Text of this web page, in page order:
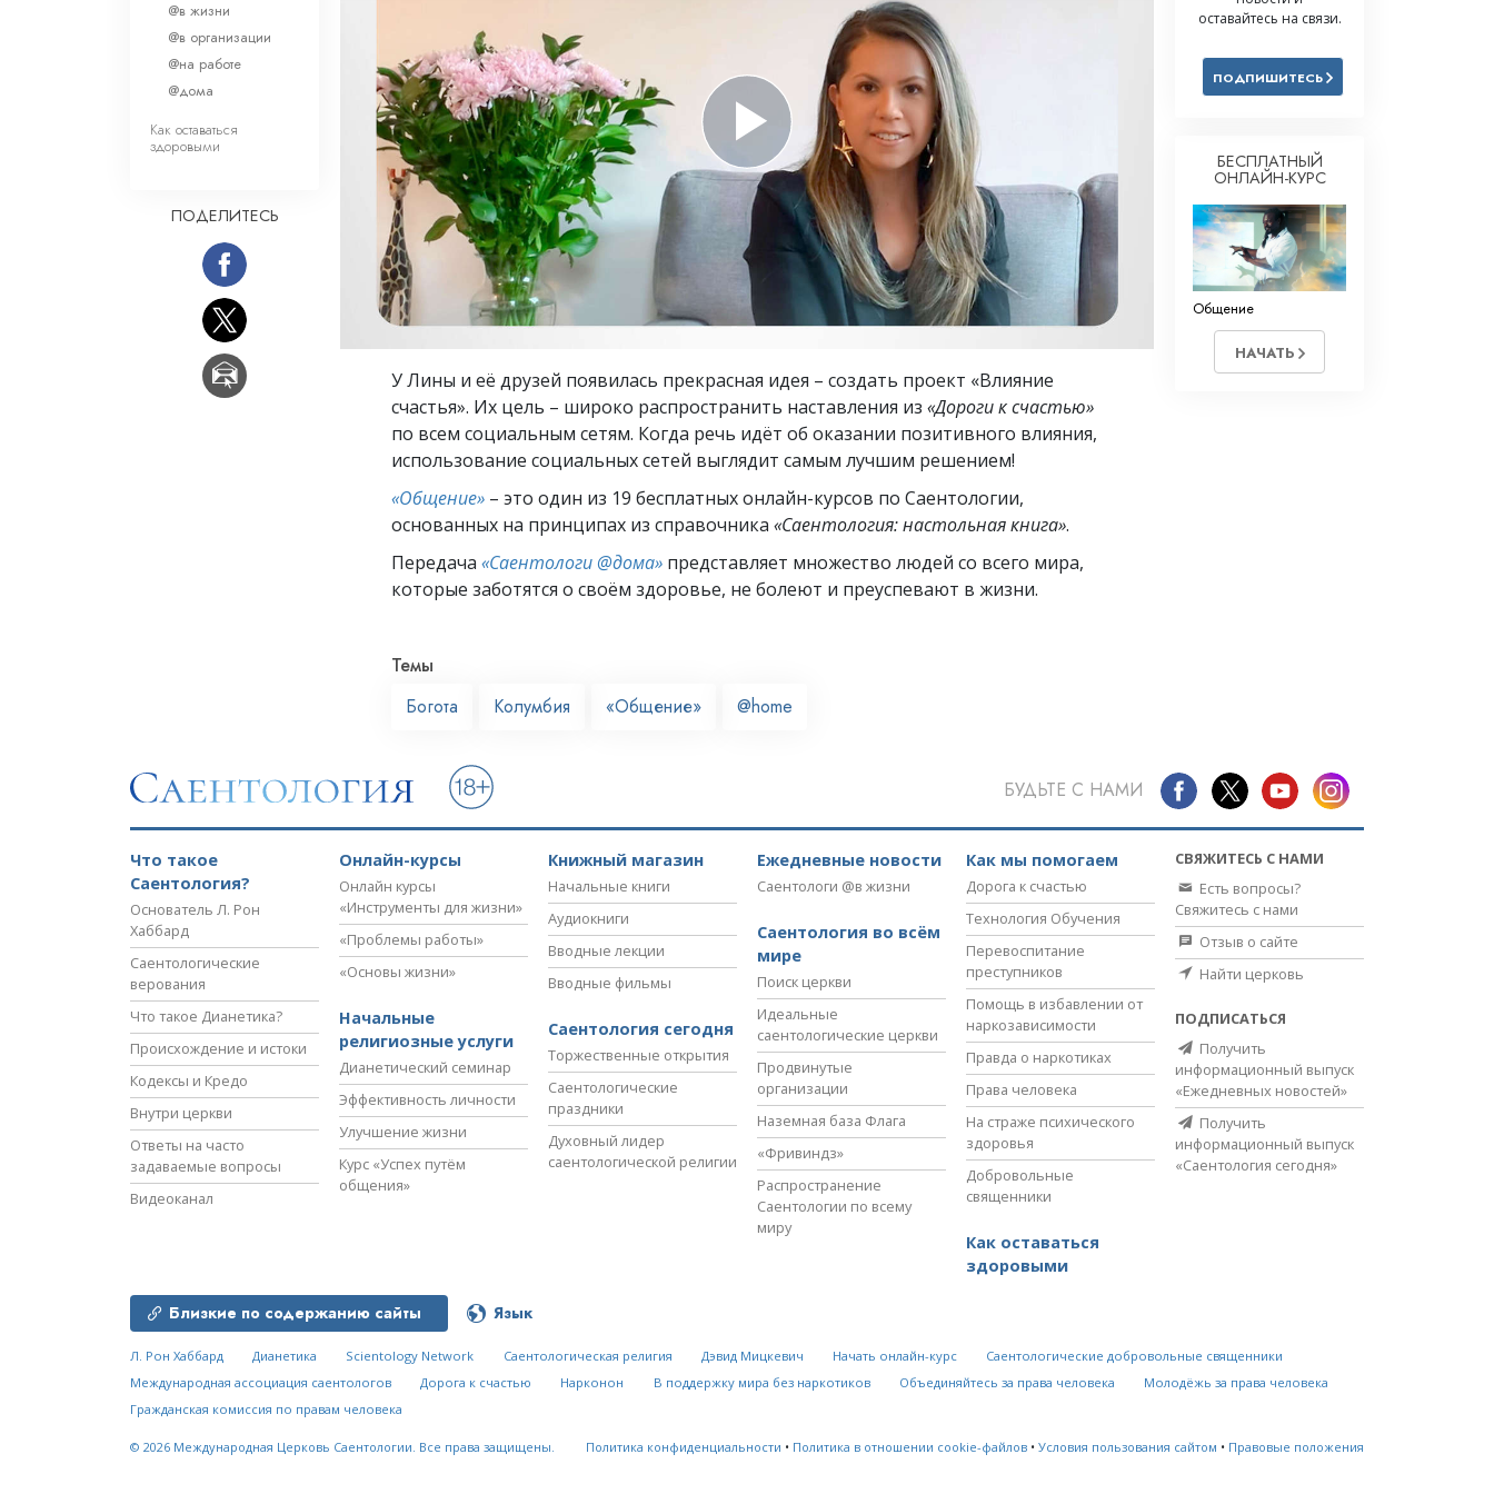
Решение проблемы наркотиков
Этика и состояния
Причина подавления
Расследования
Основы организации
Основы связей с общественностью
У Лины и её друзей появилась прекрасная идея – создать проект «Влияние
счастья». Их цель – широко распространить наставления из «Дороги к счастью»
по всем социальным сетям. Когда речь идёт об оказании позитивного влияния,
использование социальных сетей выглядит самым лучшим решением!
«Общение» – это один из 19 бесплатных онлайн-курсов по Саентологии,
основанных на принципах из справочника «Саентология: настольная книга».
Передача «Саентологи @дома» представляет множество людей со всего мира,
которые заботятся о своём здоровье, не болеют и преуспевают в жизни.
Темы
Богота
Колумбия «Общение» @home
@в жизни
@в организации
@на работе
@дома
Как оставаться
здоровыми
ПОДЕЛИТЕСЬ
оставайтесь на связи.
ПОДПИШИТЕСЬ
БЕСПЛАТНЫЙ
ОНЛАЙН-КУРС
Общение
НАЧАТЬ
БУДЬТЕ С НАМИ
Что такое
Саентология?
Основатель Л. Рон
Хаббард
Саентологические
верования
Что такое Дианетика?
Происхождение и истоки
Кодексы и Кредо
Внутри церкви
Ответы на часто
задаваемые вопросы
Видеоканал
Онлайн-курсы
Онлайн курсы
«Инструменты для жизни»
«Проблемы работы»
«Основы жизни»
Начальные
религиозные услуги
Дианетический семинар
Эффективность личности
Улучшение жизни
Курс «Успех путём
общения»
Книжный магазин
Начальные книги
Аудиокниги
Вводные лекции
Вводные фильмы
Саентология сегодня
Торжественные открытия
Саентологические
праздники
Духовный лидер
саентологической религии
Ежедневные новости
Саентологи @в жизни
Саентология во всём
мире
Поиск церкви
Идеальные
саентологические церкви
Продвинутые
организации
Наземная база Флага
«Фривиндз»
Распространение
Саентологии по всему
миру
Как мы помогаем
Дорога к счастью
Технология Обучения
Перевоспитание
преступников
Помощь в избавлении от
наркозависимости
Правда о наркотиках
Права человека
На страже психического
здоровья
Добровольные
священники
Как оставаться
здоровыми
СВЯЖИТЕСЬ С НАМИ
Есть вопросы?
Свяжитесь с нами
Отзыв о сайте
Найти церковь
ПОДПИСАТЬСЯ
Получить
информационный выпуск
«Ежедневных новостей»
Получить
информационный выпуск
«Саентология сегодня»
Близкие по содержанию сайты Язык
Л. Рон Хаббард Дианетика Scientology Network Саентологическая религия Дэвид Мицкевич Начать онлайн-курс
Саентологические добровольные священники
Международная ассоциация саентологов
Дорога к счастью Нарконон В поддержку мира без наркотиков Объединяйтесь за права человека
Молодёжь за права человека
Гражданская комиссия по правам человека
© 2026 Международная Церковь Саентологии. Все права защищены. Политика конфиденциальности • Политика в отношении cookie-файлов • Условия пользования сайтом • Правовые положения